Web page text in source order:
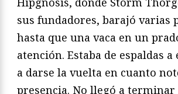
sus fundadores, barajó varias
hasta que una vaca en un
atención. Estaba de espaldas a
a darse la vuelta en cuanto
presencia. No llegó a terminar